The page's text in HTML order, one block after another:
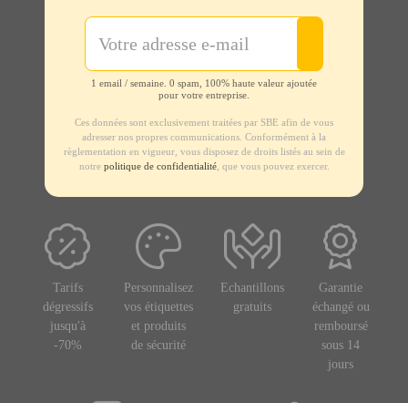
1 email / semaine. 0 spam, 100% haute valeur ajoutée
pour votre entreprise.
Ces données sont exclusivement traitées par SBE afin de vous
adresser nos propres communications. Conformément à la
règlementation en vigueur, vous disposez de droits listés au sein de
notre politique de confidentialité, que vous pouvez exercer.
Tarifs
dégressifs
jusqu'à
-70%
Personnalisez
vos étiquettes
et produits
de sécurité
Echantillons
gratuits
Garantie
échangé ou
remboursé
sous 14
jours